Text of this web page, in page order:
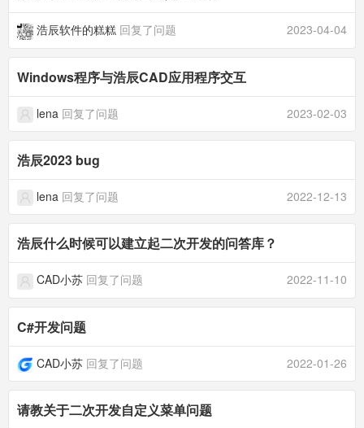
浩辰软件的糕糕 回复了问题 2023-04-04
Windows程序与浩辰CAD应用程序交互
lena 回复了问题 2023-02-03
浩辰2023 bug
lena 回复了问题 2022-12-13
浩辰什么时候可以建立起二次开发的问答库？
CAD小苏 回复了问题 2022-11-10
C#开发问题
CAD小苏 回复了问题 2022-01-26
请教关于二次开发自定义菜单问题